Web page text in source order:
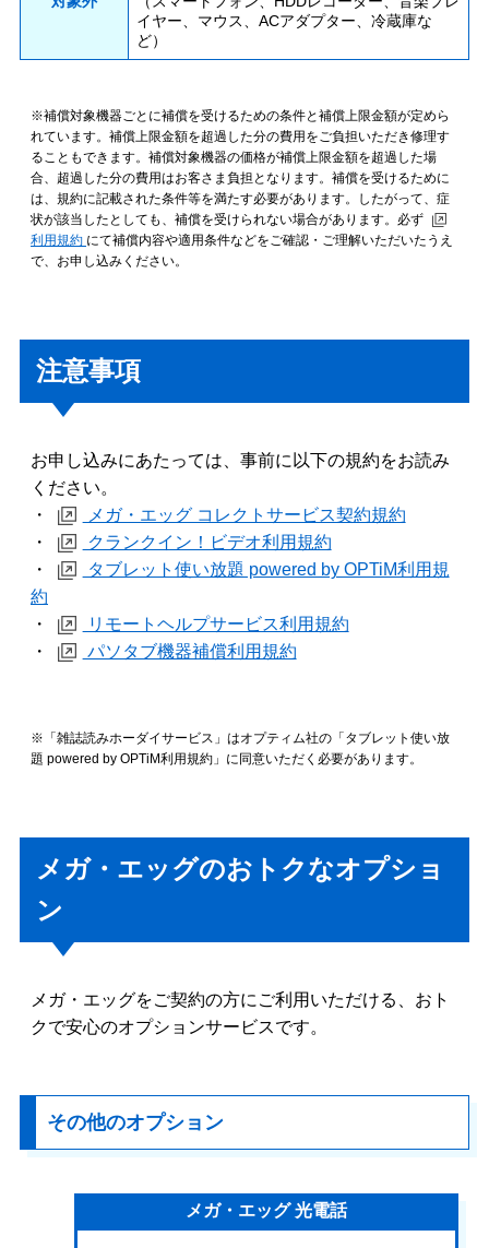
イヤー、マウス、ACアダプター、冷蔵庫な
ど）
※補償対象機器ごとに補償を受けるための条件と補償上限金額が定めら
れています。補償上限金額を超過した分の費用をご負担いただき修理す
ることもできます。補償対象機器の価格が補償上限金額を超過した場
合、超過した分の費用はお客さま負担となります。補償を受けるために
は、規約に記載された条件等を満たす必要があります。したがって、症
状が該当したとしても、補償を受けられない場合があります。必ず
利用規約 にて補償内容や適用条件などをご確認・ご理解いただいたうえ
で、お申し込みください。
注意事項
お申し込みにあたっては、事前に以下の規約をお読み
ください。
・
メガ・エッグ コレクトサービス契約規約
・
クランクイン！ビデオ利用規約
・
タブレット使い放題 powered by OPTiM利用規
約
・
リモートヘルプサービス利用規約
・
パソタブ機器補償利用規約
※「雑誌読みホーダイサービス」はオプティム社の「タブレット使い放
題 powered by OPTiM利用規約」に同意いただく必要があります。
メガ・エッグのおトクなオプショ
ン
メガ・エッグをご契約の方にご利用いただける、おト
クで安心のオプションサービスです。
その他のオプション
メガ・エッグ 光電話